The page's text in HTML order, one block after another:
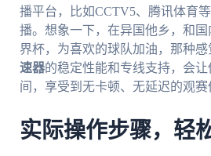
播平台，比如CCTV5、腾讯体育
播。想象一下，在异国他乡，和
界杯，为喜欢的球队加油，那种感
速器的稳定性能和专线支持，会让
间，享受到无卡顿、无延迟的观赛
实际操作步骤，轻